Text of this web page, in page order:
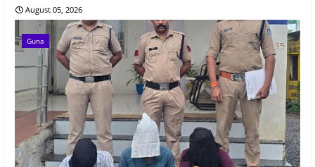
August 05, 2026
Guna